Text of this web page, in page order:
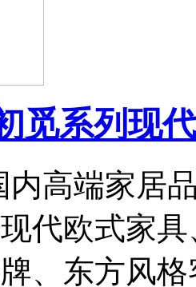
觅系列现
内高端家居
代欧式家
、东方风